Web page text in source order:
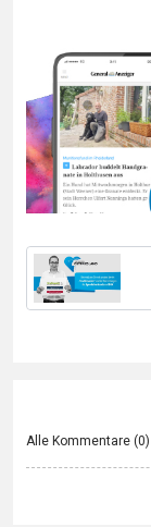
Alle Kommentare (0)